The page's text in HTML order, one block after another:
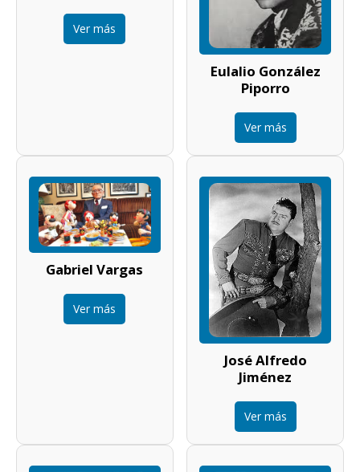
Ver más
Eulalio González
Piporro
Ver más
Gabriel Vargas
Ver más
José Alfredo
Jiménez
Ver más